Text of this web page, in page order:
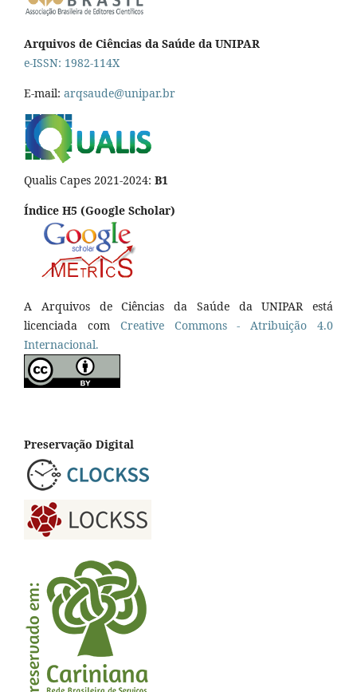
Arquivos de Ciências da Saúde da UNIPAR
e-ISSN: 1982-114X
E-mail: arqsaude@unipar.br
Qualis Capes 2021-2024: B1
Índice H5 (Google Scholar)
A Arquivos de Ciências da Saúde da UNIPAR está
licenciada com Creative Commons - Atribuição 4.0
Internacional.
Preservação Digital